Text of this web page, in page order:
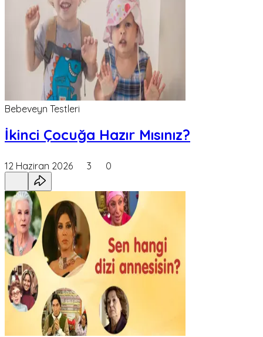
Bebeveyn Testleri
İkinci Çocuğa Hazır Mısınız?
12 Haziran 2026 3 0